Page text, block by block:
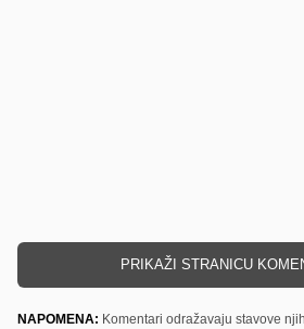
PRIKAŽI STRANICU
NAPOMENA: Komentari odražavaju stavove